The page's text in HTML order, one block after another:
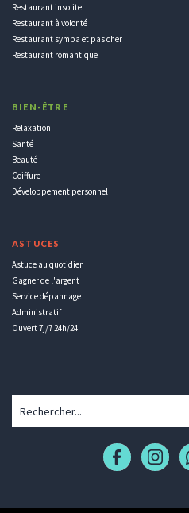
Restaurant insolite
Restaurant à volonté
Restaurant sympa et pas cher
Restaurant romantique
BIEN-ÊTRE
Relaxation
Santé
Beauté
Coiffure
Développement personnel
ASTUCES
Astuce au quotidien
Gagner de l'argent
Service dépannage
Administratif
Ouvert 7j/7 24h/24